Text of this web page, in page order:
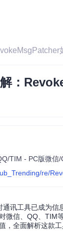
：
TIM - PC版微信
re/
讯工具已成为
微信、QQ、TIM
，全面解析这款